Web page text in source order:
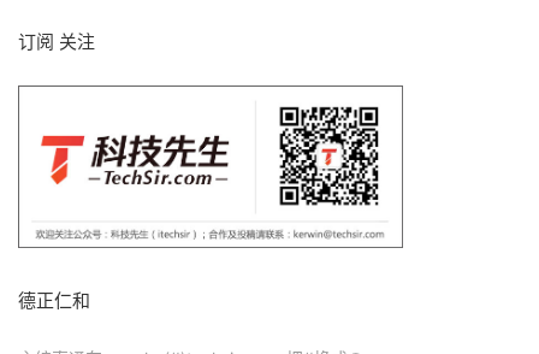
订阅 关注
德正仁和